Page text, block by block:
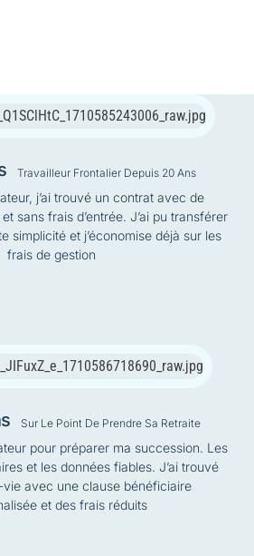
Travailleur Frontalier Depuis 20 Ans
j’ai trouvé un contrat avec de
sans frais d’entrée. J’ai pu transférer
simplicité et j’économise déjà sur les
frais de gestion
Sur Le Point De Prendre Sa Retraite
pour préparer ma succession. Les
et les données fiables. J’ai trouvé
avec une clause bénéficiaire
et des frais réduits